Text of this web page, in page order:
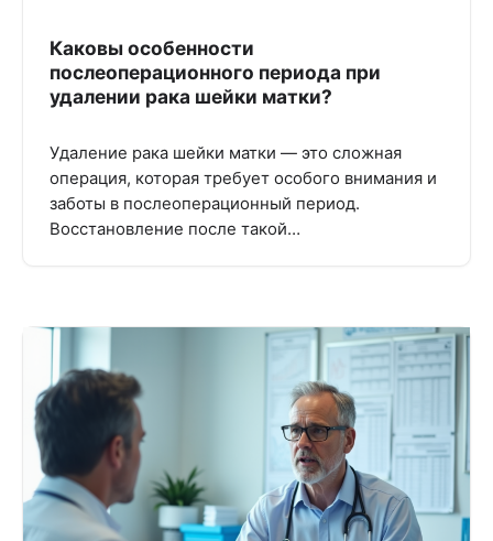
Каковы особенности
послеоперационного периода при
удалении рака шейки матки?
Удаление рака шейки матки — это сложная
операция, которая требует особого внимания и
заботы в послеоперационный период.
Восстановление после такой…